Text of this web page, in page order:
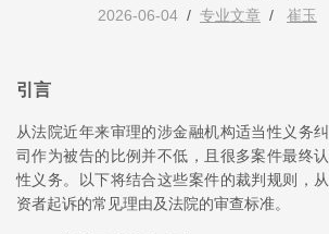
2026-06-04 / 专业文章 / 崔玉
引言
从法院近年来审理的涉金融机构适当性义务
司作为被告的比例并不低，且很多案件最终
性义务。以下将结合这些案件的裁判规则，
资者起诉的常见理由及法院的审查标准。